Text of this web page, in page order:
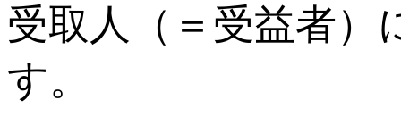
受取人（＝受益者）
す。